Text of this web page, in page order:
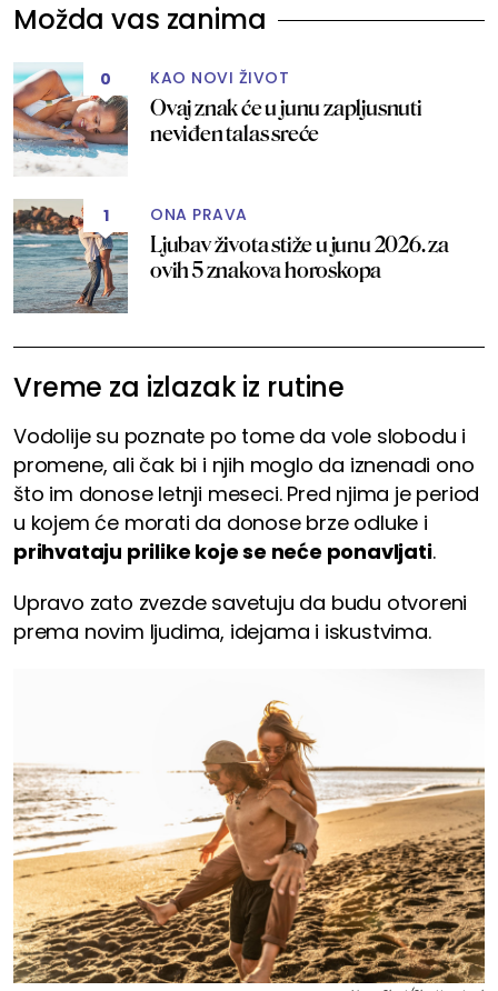
Možda vas zanima
0 KAO NOVI ŽIVOT
Ovaj znak će u junu zapljusnuti
neviđen talas sreće
1 ONA PRAVA
Ljubav života stiže u junu 2026. za
ovih 5 znakova horoskopa
Vreme za izlazak iz rutine
Vodolije su poznate po tome da vole slobodu i
promene, ali čak bi i njih moglo da iznenadi ono
što im donose letnji meseci. Pred njima je period
u kojem će morati da donose brze odluke i
prihvataju prilike koje se neće ponavljati.
Upravo zato zvezde savetuju da budu otvoreni
prema novim ljudima, idejama i iskustvima.